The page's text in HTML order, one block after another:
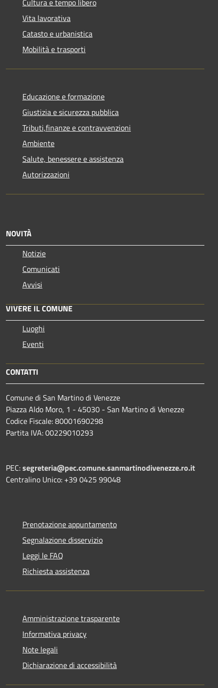
Cultura e tempo libero
Vita lavorativa
Catasto e urbanistica
Mobilità e trasporti
Educazione e formazione
Giustizia e sicurezza pubblica
Tributi,finanze e contravvenzioni
Ambiente
Salute, benessere e assistenza
Autorizzazioni
NOVITÀ
Notizie
Comunicati
Avvisi
VIVERE IL COMUNE
Luoghi
Eventi
CONTATTI
Comune di San Martino di Venezze
Piazza Aldo Moro, 1 - 45030 - San Martino di Venezze
Codice Fiscale: 80001690298
Partita IVA: 00229010293
PEC:segreteria@pec.comune.sanmartinodivenezze.ro.it
Centralino Unico: +39 0425 99048
Prenotazione appuntamento
Segnalazione disservizio
Leggi le FAQ
Richiesta assistenza
Amministrazione trasparente
Informativa privacy
Note legali
Dichiarazione di accessibilità